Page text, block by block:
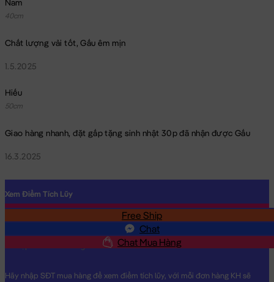
Nam
40cm
Chất lượng vải tốt, Gấu êm mịn
1.5.2025
Hiếu
50cm
Giao hàng nhanh, đặt gấp tặng sinh nhật 30p đã nhận được Gấu
16.3.2025
Free Ship
Chat
Chat Mua Hàng
Xem Điểm Tích Lũy
Hãy nhập SĐT mua hàng để xem điểm tích lũy, với mỗi đơn hàng KH sẽ